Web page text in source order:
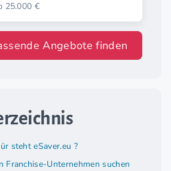
25.000 €
Angebote finden
steht eSaver.eu ?
Franchise-Unternehmen suchen